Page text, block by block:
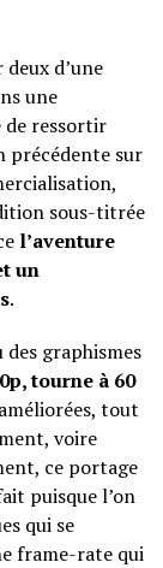
d’une
une
de ressortir
précédente sur
sous-titrée
l’aventure
un
.
graphismes
tourne à 60
tout
voire
ce portage
puisque l’on
qui se
frame-rate qui